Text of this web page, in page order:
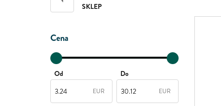
SKLEP
Cena
Od
EUR
Do
EUR